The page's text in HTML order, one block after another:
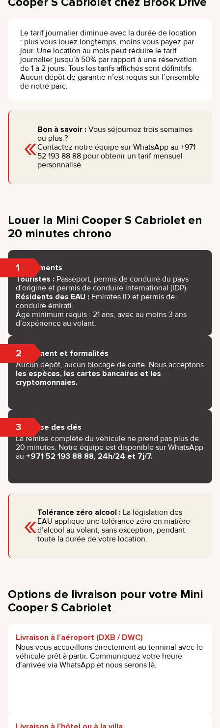
Le tarif journalier diminue avec la durée de location
: plus vous louez longtemps, moins vous payez par
jour. Une location au mois peut réduire le tarif
journalier jusqu’à 50% par rapport à une réservation
de 1 à 2 jours. Tous les tarifs affichés sont définitifs.
Aucun dépôt de garantie n’est requis sur l’ensemble
de notre parc.
«Bon à savoir : Vous séjournez trois semaines
ou plus ?
Contactez notre équipe sur WhatsApp au +971
52 193 88 88 pour obtenir un tarif mensuel
personnalisé.
Louer la Mini Cooper S Cabriolet en
20 minutes chrono
1 Documents
Touristes : Passeport, permis de conduire du pays
d’origine et permis de conduire international (IDP).
Résidents des EAU : Emirates ID et permis de
conduire émirati.
Âge minimum requis : 21 ans, avec au moins 3 ans
d’expérience au volant.
2 Paiement et formalités
Aucun dépôt, aucun blocage de carte. Nous acceptons
les espèces, les cartes bancaires et les
cryptomonnaies.
3 Remise des clés
La remise complète du véhicule ne prend pas plus de
20 minutes. Notre équipe est disponible sur WhatsApp
au +971 52 193 88 88, 24h/24 et 7j/7.
«Tolérance zéro alcool : La législation des
EAU applique une tolérance zéro en matière
d’alcool au volant, sans exception, pendant
toute la durée de votre location.
Options de livraison pour votre Mini
Cooper S Cabriolet
Livraison à l’aéroport (DXB / DWC)
Nous vous accueillons directement au terminal avec le
véhicule prêt à partir. Communiquez votre heure
d’arrivée via WhatsApp et nous serons là.